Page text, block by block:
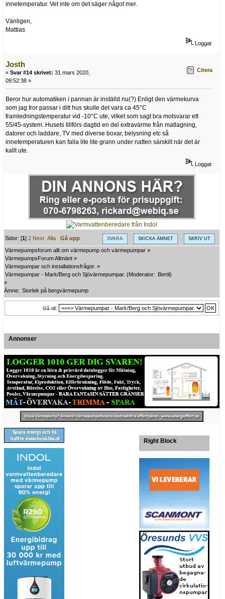
innetemperatur. Vet inte om det säger något mer.
Vänligen,
Mattias
Loggat
Josth
« Svar #14 skrivet: 31 mars 2020,
09:52:38 »
Citera
Beror hur automatiken i pannan är inställd nu(?) Enligt den värmekurva
som jag tror passar i ditt hus skulle det vara ca 45°C
framledningstemperatur vid -10°C ute, vilket som sagt bra motsvarar ett
55/45-system. Husets tillförs dagtid en del extravärme från matlagning,
datorer och laddare, TV med diverse boxar, belysning etc så
innetemperaturen kan falla lite lite grann under natten särskilt när det är
kallt ute.
Loggat
SVARA SKICKA ÄMNET SKRIV UT
Sidor: [1]2 Next Alla
Gå upp
Värmepumpsforum allt om värmepump och värmepumpar »
VärmepumpsForum Allmänt »
Värmepumpar och installationsfrågor. »
Värmepumpar - Mark/Berg och Sjövärmepumpar. (Moderator: Bertil)
»
Ämne: Storlek på bergvärmepump
Gå till:
Annonser
Right Block